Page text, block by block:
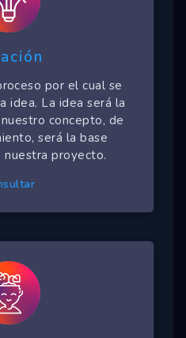
por el cual se
idea. La idea será la
concepto, de
será la base
proyecto.